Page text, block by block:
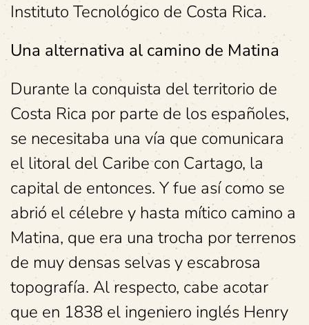
Instituto Tecnológico de Costa Rica.
Una alternativa al camino de Matina
Durante la conquista del territorio de
Costa Rica por parte de los españoles,
se necesitaba una vía que comunicara
el litoral del Caribe con Cartago, la
capital de entonces. Y fue así como se
abrió el célebre y hasta mítico camino a
Matina, que era una trocha por terrenos
de muy densas selvas y escabrosa
topografía. Al respecto, cabe acotar
que en 1838 el ingeniero inglés Henry